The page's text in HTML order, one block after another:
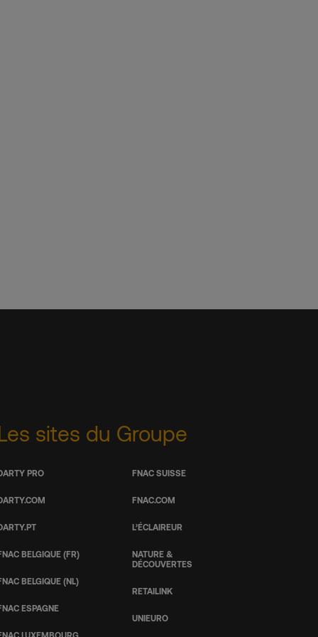
sites du Groupe
PRO
BELGIQUE (FR)
BELGIQUE (NL)
ESPAGNE
LUXEMBOURG
FNAC SUISSE
FNAC.COM
L’ÉCLAIREUR
NATURE &
DÉCOUVERTES
RETAILINK
UNIEURO